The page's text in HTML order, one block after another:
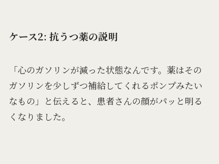
ケース2: 抗うつ薬の説明
「心のガソリンが減った状態なんです。薬はその
ガソリンを少しずつ補給してくれるポンプみたい
なもの」と伝えると、患者さんの顔がパッと明る
くなりました。